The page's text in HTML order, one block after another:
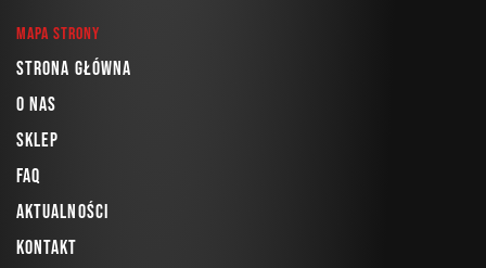
Mapa strony
Strona główna
O nas
Sklep
FAQ
Aktualności
Kontakt